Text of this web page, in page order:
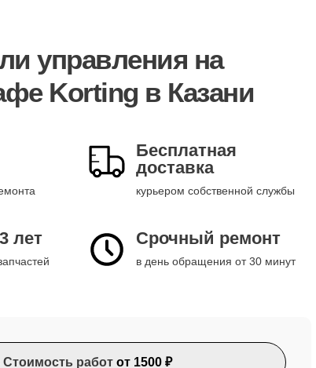
управления на
Korting в Казани
Бесплатная
доставка
курьером собственной службы
лет Срочный ремонт
в день обращения от 30 минут
Стоимость работ от 1500 ₽